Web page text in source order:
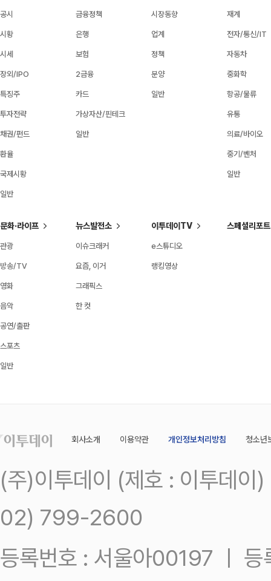
공시
시황
시세
장외/IPO
특징주
투자전략
채권/펀드
환율
국제시황
일반
금융정책
은행
보험
2금융
카드
가상자산/핀테크
일반
시장동향
업계
정책
분양
일반
재계
전자/통신/IT
자동차
중화학
항공/물류
유통
의료/바이오
중기/벤처
일반
문화·라이프
관광
방송/TV
영화
음악
공연/출판
스포츠
일반
뉴스발전소
이슈크래커
요즘, 이거
그래픽스
한 컷
이투데이TV
e스튜디오
랭킹영상
스페셜리포트
회사소개 이용약관 개인정보처리방침 청소년
(주)이투데이 (제호 : 이투데
02) 799-2600
등록번호 : 서울아00197 ㅣ